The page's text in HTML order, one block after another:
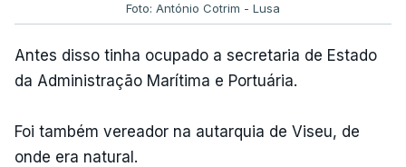
Foto: António Cotrim - Lusa
Antes disso tinha ocupado a secretaria de Estado
da Administração Marítima e Portuária.
Foi também vereador na autarquia de Viseu, de
onde era natural.